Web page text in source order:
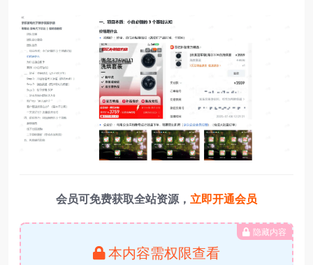
会员可免费获取全站资源， 立即开通会员
隐藏内容
本内容需权限查看